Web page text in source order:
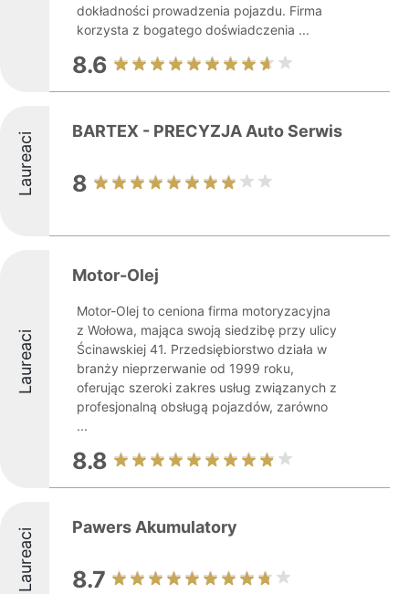
dokładności prowadzenia pojazdu. Firma
korzysta z bogatego doświadczenia ...
8.6
Laureaci BARTEX - PRECYZJA Auto Serwis
8
Laureaci
Motor-Olej
Motor-Olej to ceniona firma motoryzacyjna
z Wołowa, mająca swoją siedzibę przy ulicy
Ścinawskiej 41. Przedsiębiorstwo działa w
branży nieprzerwanie od 1999 roku,
oferując szeroki zakres usług związanych z
profesjonalną obsługą pojazdów, zarówno
...
8.8
Laureaci Pawers Akumulatory
8.7